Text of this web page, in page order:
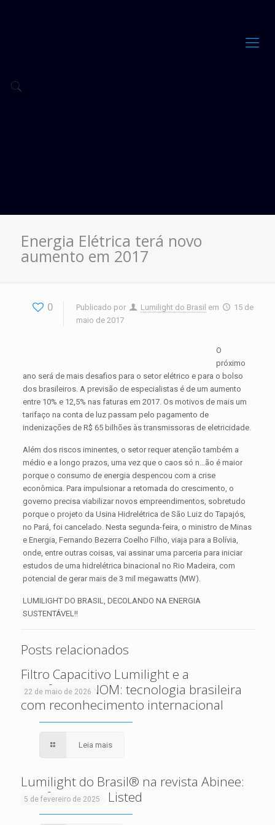
Energia Elétrica terá novo
aumento em 2017
0 Publicado por Lumilight do Brasil em
15 de
maio de 2017
O
próximo
ano será de mais desafios para o setor elétrico e para o bolso
dos brasileiros. A previsão de especialistas é de um aumento
entre 10% e 12,5% nas faturas em 2017. Os motivos de mais um
tarifaço na conta de luz passam pelo pagamento de
indenizações de R$ 65 bilhões às transmissoras de eletricidade.
Além dos riscos iminentes, o setor requer atenção também a
médio e a longo prazos, uma vez que o caos só n…ão é maior
porque o consumo de energia despencou com a crise
econômica. Para impulsionar a retomada do crescimento, o
governo precisa viabilizar novos empreendimentos, sobretudo
porque o projeto da Usina Hidrelétrica de São Luiz do Tapajós,
no Pará, foi cancelado. Nesta segunda-feira, o ministro de Minas
e Energia, Fernando Bezerra Coelho Filho, viaja para a Bolívia,
onde, entre outras coisas, vai assinar uma parceria para iniciar
estudos de uma hidrelétrica binacional no Rio Madeira, com
potencial de gerar mais de 3 mil megawatts (MW).
LUMILIGHT DO BRASIL, DECOLANDO NA ENERGIA
SUSTENTÁVEL!!
Posts relacionados
22 de maio de 2026
Filtro Capacitivo Lumilight e a
Certificação NOM: tecnologia brasileira
com reconhecimento internacional
Leia mais
5 de fevereiro de 2025
Lumilight do Brasil® na revista Abinee:
certificação UL Listed